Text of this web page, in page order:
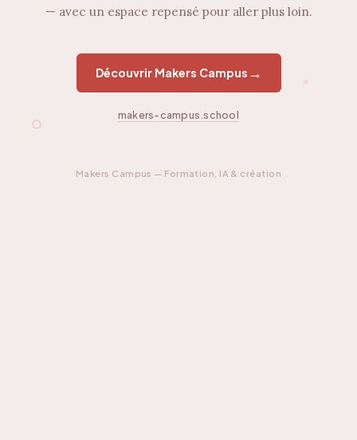
— avec un espace repensé pour aller plus loin.
Découvrir Makers Campus →
makers-campus.school
Makers Campus — Formation, IA & création